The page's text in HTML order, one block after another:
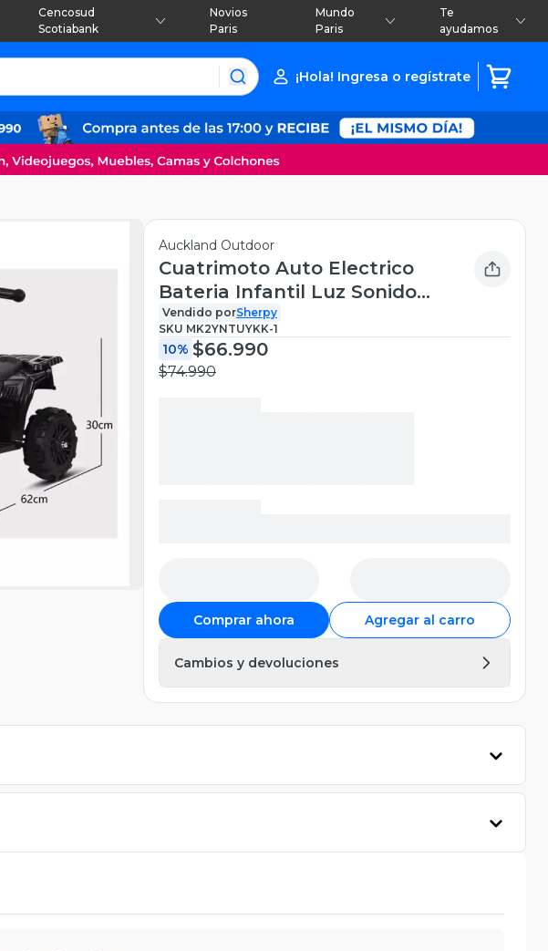
Cencosud
Scotiabank
Novios
Paris
Mundo
Paris
Te
ayudamos
¡Hola! Ingresa o regístrate
Auckland Outdoor
Cuatrimoto Auto Electrico
Bateria Infantil Luz Sonido
Roja
Vendido porSherpy
SKU MK2YNTUYKK-1
10% $66.990
$74.990
Comprar ahora Agregar al carro
Cambios y devoluciones